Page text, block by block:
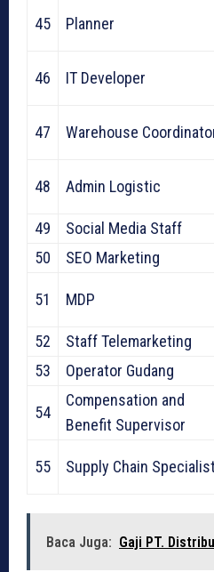
45 Planner
46 IT Developer
47 Warehouse
48 Admin Logistic
49
Social Media Staff
50
SEO Marketing
51 MDP
52
Staff Telemarketing
53
Operator Gudang
54
Compensation and
Benefit Supervisor
55 Supply Chain Specialist
Baca Juga: Gaji PT.